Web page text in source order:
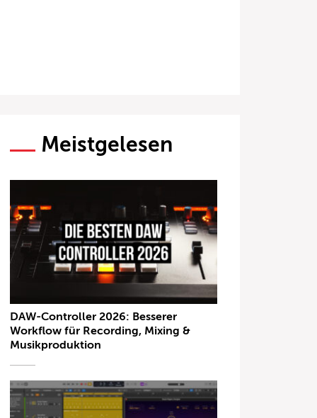
Meistgelesen
DAW-Controller 2026: Besserer
Workflow für Recording, Mixing &
Musikproduktion